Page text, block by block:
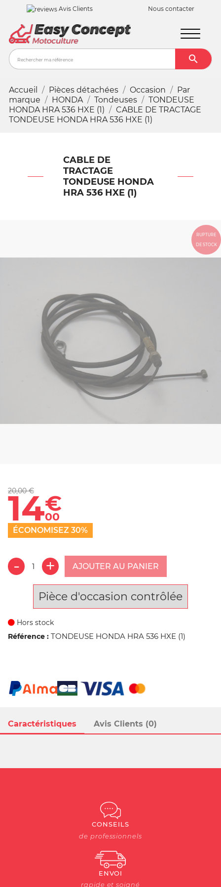
Avis Clients Nous contacter

Accueil Pièces détachées Occasion
Par
marque
HONDA Tondeuses
TONDEUSE
HONDA HRA 536 HXE (1)
CABLE DE TRACTAGE
TONDEUSE HONDA HRA 536 HXE (1)
CABLE DE
TRACTAGE
TONDEUSE HONDA
HRA 536 HXE (1)
RUPTURE
DE STOCK
Caractéristiques Avis Clients (0)
20,00 €
14€
00
ÉCONOMISEZ 30%
AJOUTER AU PANIER
Pièce d'occasion contrôlée
Hors stock
Référence : TONDEUSE HONDA HRA 536 HXE (1)
CONSEILS
de professionnels
ENVOI
rapide et soigné